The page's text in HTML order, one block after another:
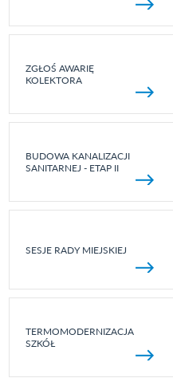
ZGŁOŚ AWARIĘ
KOLEKTORA
BUDOWA KANALIZACJI
SANITARNEJ - ETAP II
SESJE RADY MIEJSKIEJ
TERMOMODERNIZACJA
SZKÓŁ